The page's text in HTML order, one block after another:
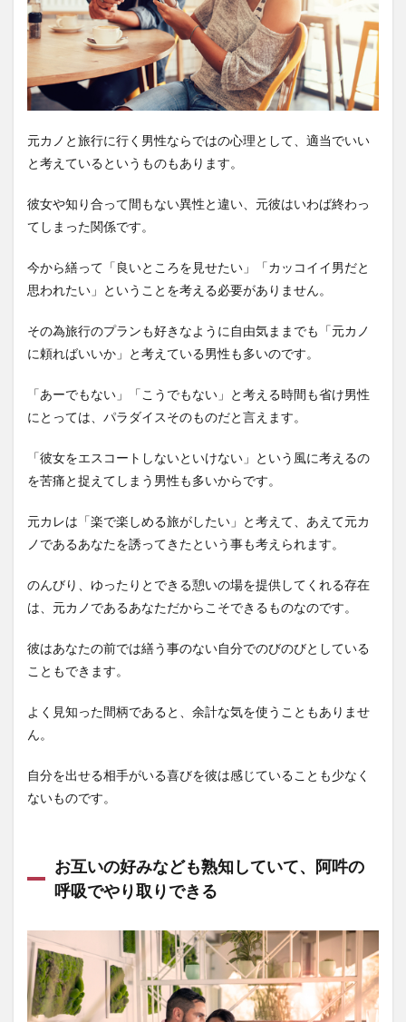
元カノと旅行に行く男性ならではの心理として、適当でいい
と考えているというものもあります。
彼女や知り合って間もない異性と違い、元彼はいわば終わっ
てしまった関係です。
今から繕って「良いところを見せたい」「カッコイイ男だと
思われたい」ということを考える必要がありません。
その為旅行のプランも好きなように自由気ままでも「元カノ
に頼ればいいか」と考えている男性も多いのです。
「あーでもない」「こうでもない」と考える時間も省け男性
にとっては、パラダイスそのものだと言えます。
「彼女をエスコートしないといけない」という風に考えるの
を苦痛と捉えてしまう男性も多いからです。
元カレは「楽で楽しめる旅がしたい」と考えて、あえて元カ
ノであるあなたを誘ってきたという事も考えられます。
のんびり、ゆったりとできる憩いの場を提供してくれる存在
は、元カノであるあなただからこそできるものなのです。
彼はあなたの前では繕う事のない自分でのびのびとしている
こともできます。
よく見知った間柄であると、余計な気を使うこともありませ
ん。
自分を出せる相手がいる喜びを彼は感じていることも少なく
ないものです。
お互いの好みなども熟知していて、阿吽の
呼吸でやり取りできる